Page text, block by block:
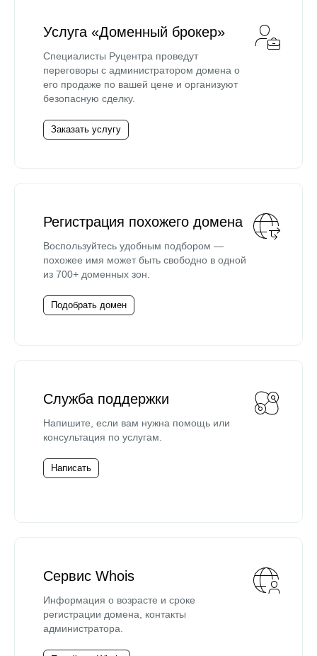
Услуга «Доменный брокер»
Специалисты Руцентра проведут
переговоры с администратором домена о
его продаже по вашей цене и организуют
безопасную сделку.
Заказать услугу
Регистрация похожего домена
Воспользуйтесь удобным подбором —
похожее имя может быть свободно в одной
из 700+ доменных зон.
Подобрать домен
Служба поддержки
Напишите, если вам нужна помощь или
консультация по услугам.
Написать
Сервис Whois
Информация о возрасте и сроке
регистрации домена, контакты
администратора.